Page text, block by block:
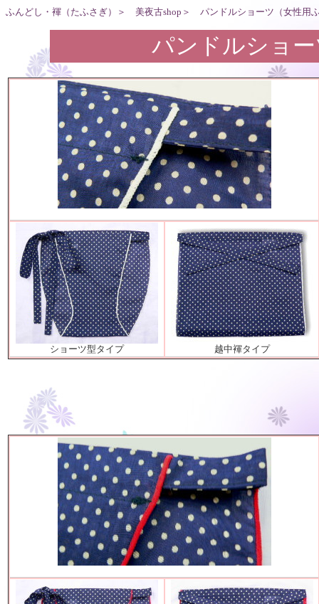
ふんどし・褌（たふさぎ）＞ 美夜古shop＞ パンドルショーツ（女性用
パンドルショ
ショーツ型タイプ 越中褌タイプ